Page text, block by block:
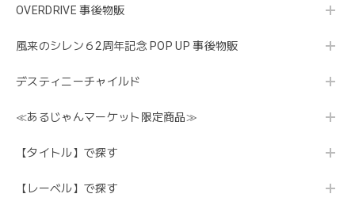
OVERDRIVE 事後物販
風来のシレン６2周年記念 POP UP 事後物販
デスティニーチャイルド
≪あるじゃんマーケット限定商品≫
【タイトル】で探す
【レーベル】で探す